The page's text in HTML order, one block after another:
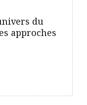
du
approches